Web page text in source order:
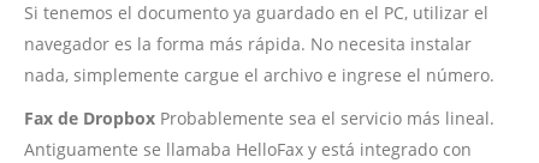
Si tenemos el documento ya guardado en el PC, utilizar el
navegador es la forma más rápida. No necesita instalar
nada, simplemente cargue el archivo e ingrese el número.
Fax de Dropbox Probablemente sea el servicio más lineal.
Antiguamente se llamaba HelloFax y está integrado con